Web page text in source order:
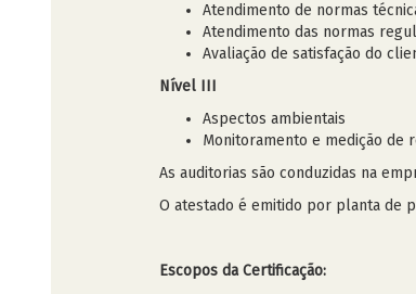
Atendimento de normas
Atendimento das normas
Avaliação de satisfação do
Nível III
Aspectos ambientais
Monitoramento e medição de
As auditorias são conduzidas na
O atestado é emitido por planta de
Escopos da Certificação: